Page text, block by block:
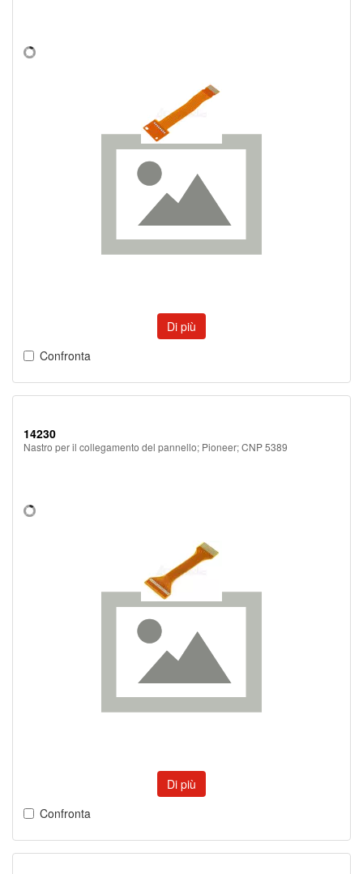
Di più
Confronta
14230
Nastro per il collegamento del pannello; Pioneer; CNP 5389
Di più
Confronta